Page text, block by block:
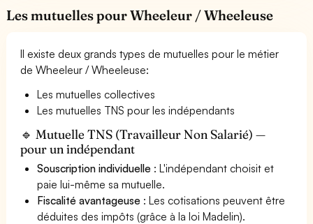
Les mutuelles pour Wheeleur / Wheeleuse
Il existe deux grands types de mutuelles pour le métier
de Wheeleur / Wheeleuse:
Les mutuelles collectives
Les mutuelles TNS pour les indépendants
🔹 Mutuelle TNS (Travailleur Non Salarié) —
pour un indépendant
Souscription individuelle : L'indépendant choisit et
paie lui-même sa mutuelle.
Fiscalité avantageuse : Les cotisations peuvent être
déduites des impôts (grâce à la loi Madelin).